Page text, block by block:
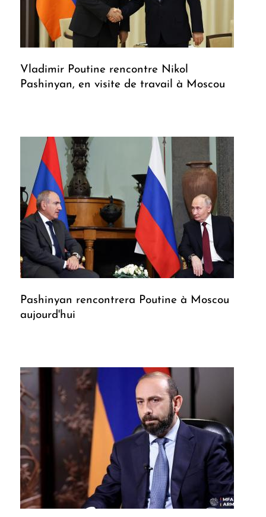
Vladimir Poutine rencontre Nikol
Pashinyan, en visite de travail à Moscou
Pashinyan rencontrera Poutine à Moscou
aujourd'hui